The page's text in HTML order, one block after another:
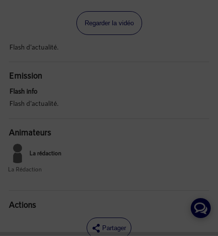
Regarder la vidéo
Flash d'actualité.
Emission
Flash info
Flash d'actualité.
Animateurs
La rédaction
La Rédaction
Actions
Partager